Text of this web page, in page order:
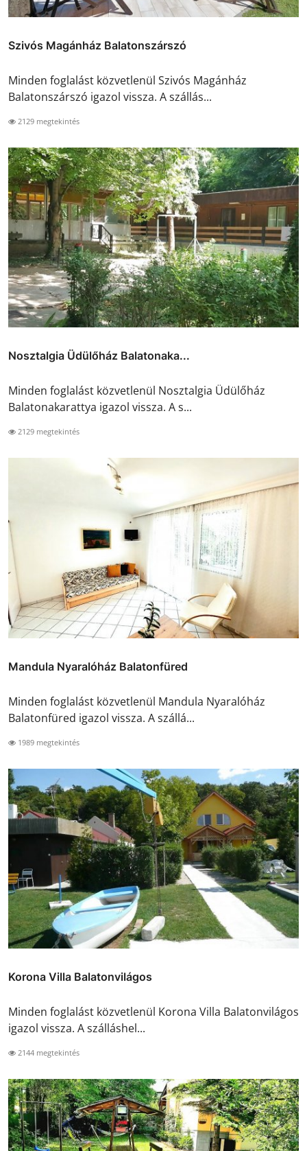
Szivós Magánház Balatonszárszó
Minden foglalást közvetlenül Szivós Magánház
Balatonszárszó igazol vissza. A szállás...
2129 megtekintés
Nosztalgia Üdülőház Balatonaka...
Minden foglalást közvetlenül Nosztalgia Üdülőház
Balatonakarattya igazol vissza. A s...
2129 megtekintés
Mandula Nyaralóház Balatonfüred
Minden foglalást közvetlenül Mandula Nyaralóház
Balatonfüred igazol vissza. A szállá...
1989 megtekintés
Korona Villa Balatonvilágos
Minden foglalást közvetlenül Korona Villa Balatonvilágos
igazol vissza. A szálláshel...
2144 megtekintés